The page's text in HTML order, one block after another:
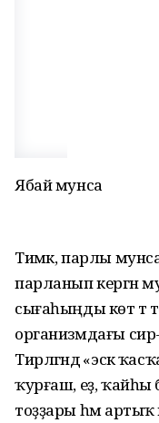
Ябай мунса
Тимәк, парлы мунса
парланып кергән
сығаһыңды көт тә
организмдағы сир-
Тирләгәндә «эскә
ҡурғаш, еҙ,
тоҙҙары һәм